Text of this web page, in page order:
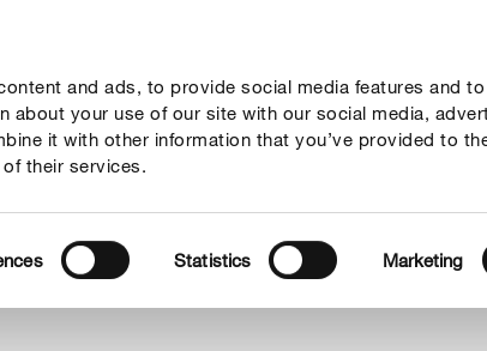
and ads, to provide social media features and
about your use of our site with our social media,
it with other information that you’ve provided to
their services.
Statistics Marketing
Tematici Info Chi siamo Solo il meglio!
Pianta di Susino: innesti, potatura e cura